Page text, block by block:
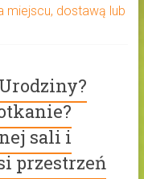
miejscu, dostawą lub
sali i
przestrzeń